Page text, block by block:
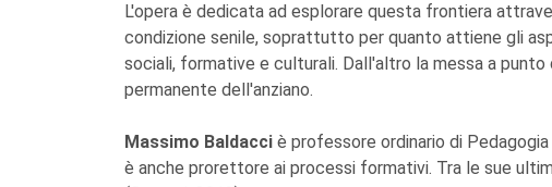
L'opera è dedicata ad esplorare questa frontiera
condizione senile, soprattutto per quanto attiene gli
sociali, formative e culturali. Dall'altro la messa a
permanente dell'anziano.
Massimo Baldacci è professore ordinario di
è anche prorettore ai processi formativi. Tra le sue